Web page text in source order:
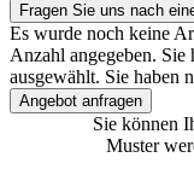
Fragen Sie uns nach
Es wurde noch keine
Anzahl angegeben. Sie
ausgewählt. Sie haben
Angebot anfragen
Sie können
Muster